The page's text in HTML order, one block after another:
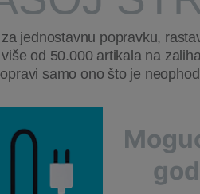
jednostavnu popravku,
od 50.000 artikala na
samo ono što je